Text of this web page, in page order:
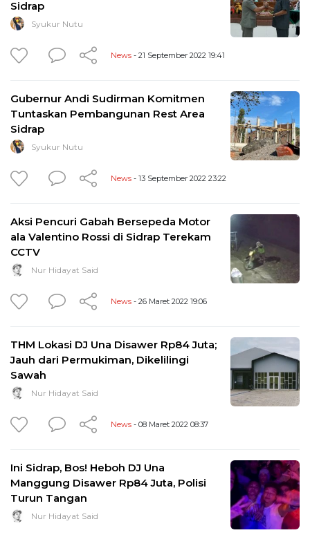
Sidrap
Syukur Nutu
News - 21 September 2022 19:41
Gubernur Andi Sudirman Komitmen
Tuntaskan Pembangunan Rest Area
Sidrap
Syukur Nutu
News - 13 September 2022 23:22
Aksi Pencuri Gabah Bersepeda Motor
ala Valentino Rossi di Sidrap Terekam
CCTV
Nur Hidayat Said
News - 26 Maret 2022 19:06
THM Lokasi DJ Una Disawer Rp84 Juta;
Jauh dari Permukiman, Dikelilingi
Sawah
Nur Hidayat Said
News - 08 Maret 2022 08:37
Ini Sidrap, Bos! Heboh DJ Una
Manggung Disawer Rp84 Juta, Polisi
Turun Tangan
Nur Hidayat Said